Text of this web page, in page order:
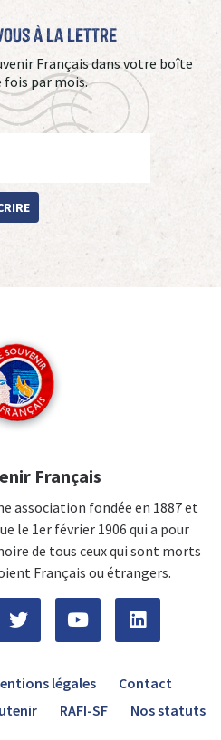
à La Lettre
Français dans votre boîte
fois par mois.
Français
association fondée en 1887 et
le 1er février 1906 qui a pour
de tous ceux qui sont morts
Français ou étrangers.
légales
Contact
RAFI-SF Nos statuts